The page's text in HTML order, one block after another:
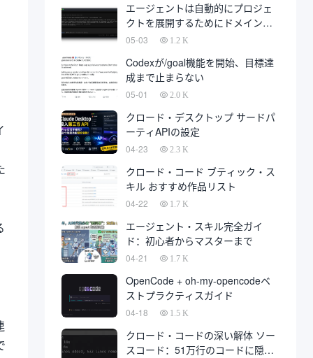
エージェントは自動的にプロジェ
クトを展開するためにドメイン名
を購入し、完全に自動化された開
て、多数の秋に上陸している。
05-03 1.2 K
Codexが/goal機能を開始、目標達
成まで止まらない
05-01 2.0 K
クロード・デスクトップ サードパ
ーティAPIの設定
04-23 2.3 K
クロード・コード ブティック・ス
キル おすすめ作品リスト
04-22 1.7 K
エージェント・スキル完全ガイ
ド：初心者からマスターまで
04-21 1.7 K
OpenCode + oh-my-opencodeベ
ストプラクティスガイド
04-18 1.5 K
クロード・コードの深い解体 ソー
スコード：51万行のコードに隠さ